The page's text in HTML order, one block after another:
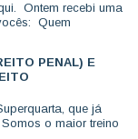
Ontem recebi uma
Quem
PENAL) E
que já
o maior treino